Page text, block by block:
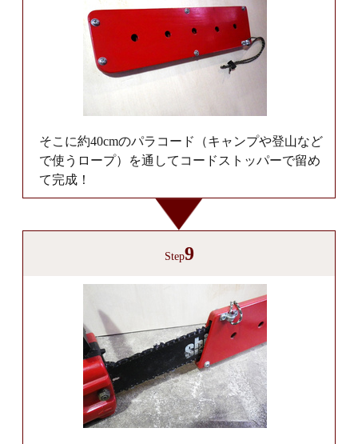
そこに約40cmのパラコード（キャンプや登山など
で使うロープ）を通してコードストッパーで留め
て完成！
Step9